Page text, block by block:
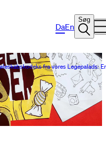
DaEn
Søg
fra vores Legepalads: